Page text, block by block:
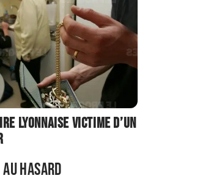
lyonnaise victime d’un
hasard